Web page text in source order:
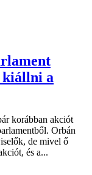
kiállni a
korábban akciót
Orbán
de mivel ő
és a...